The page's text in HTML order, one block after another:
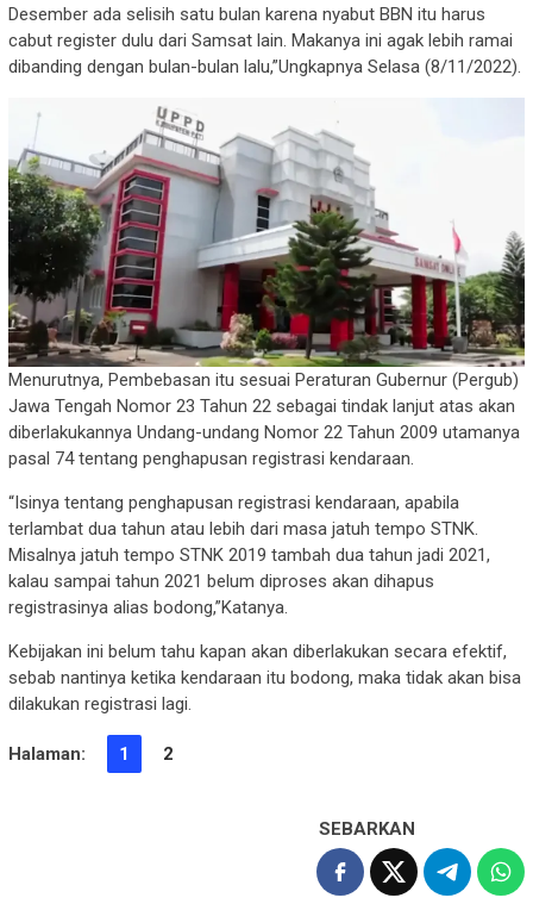
Desember ada selisih satu bulan karena nyabut BBN itu harus
cabut register dulu dari Samsat lain. Makanya ini agak lebih ramai
dibanding dengan bulan-bulan lalu,”Ungkapnya Selasa (8/11/2022).
Menurutnya, Pembebasan itu sesuai Peraturan Gubernur (Pergub)
Jawa Tengah Nomor 23 Tahun 22 sebagai tindak lanjut atas akan
diberlakukannya Undang-undang Nomor 22 Tahun 2009 utamanya
pasal 74 tentang penghapusan registrasi kendaraan.
“Isinya tentang penghapusan registrasi kendaraan, apabila
terlambat dua tahun atau lebih dari masa jatuh tempo STNK.
Misalnya jatuh tempo STNK 2019 tambah dua tahun jadi 2021,
kalau sampai tahun 2021 belum diproses akan dihapus
registrasinya alias bodong,”Katanya.
Kebijakan ini belum tahu kapan akan diberlakukan secara efektif,
sebab nantinya ketika kendaraan itu bodong, maka tidak akan bisa
dilakukan registrasi lagi.
Halaman: 1 2
SEBARKAN